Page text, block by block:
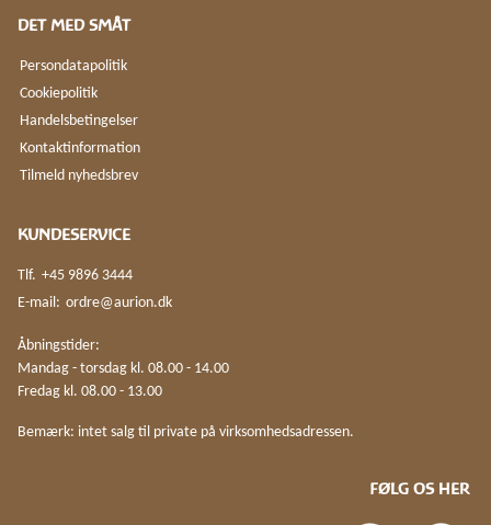
DET MED SMÅT
Persondatapolitik
Cookiepolitik
Handelsbetingelser
Kontaktinformation
Tilmeld nyhedsbrev
KUNDESERVICE
Tlf. +45 9896 3444
E-mail: ordre@aurion.dk
Åbningstider:
Mandag - torsdag kl. 08.00 - 14.00
Fredag kl. 08.00 - 13.00
Bemærk: intet salg til private på virksomhedsadressen.
FØLG OS HER